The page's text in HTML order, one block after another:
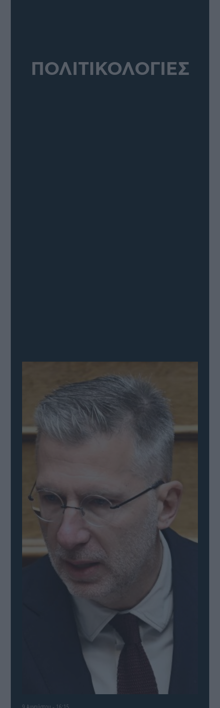
ΠΟΛΙΤΙΚΟΛΟΓΙΕΣ